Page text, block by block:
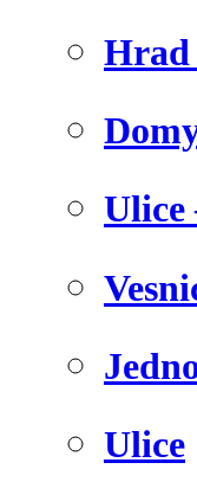
Hrad
Ulice
Ulice